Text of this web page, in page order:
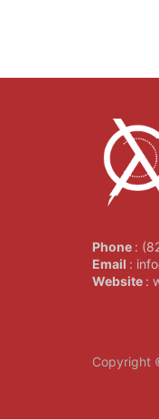
Phone :
Email :
Website :
Copyright